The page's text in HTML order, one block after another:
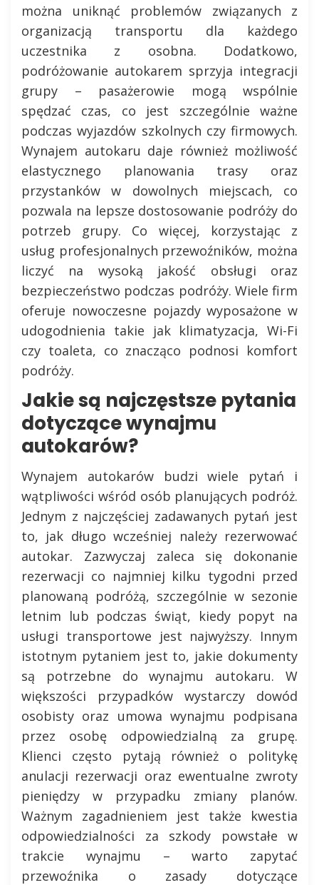
można uniknąć problemów związanych z
organizacją transportu dla każdego
uczestnika z osobna. Dodatkowo,
podróżowanie autokarem sprzyja integracji
grupy – pasażerowie mogą wspólnie
spędzać czas, co jest szczególnie ważne
podczas wyjazdów szkolnych czy firmowych.
Wynajem autokaru daje również możliwość
elastycznego planowania trasy oraz
przystanków w dowolnych miejscach, co
pozwala na lepsze dostosowanie podróży do
potrzeb grupy. Co więcej, korzystając z
usług profesjonalnych przewoźników, można
liczyć na wysoką jakość obsługi oraz
bezpieczeństwo podczas podróży. Wiele firm
oferuje nowoczesne pojazdy wyposażone w
udogodnienia takie jak klimatyzacja, Wi-Fi
czy toaleta, co znacząco podnosi komfort
podróży.
Jakie są najczęstsze pytania
dotyczące wynajmu
autokarów?
Wynajem autokarów budzi wiele pytań i
wątpliwości wśród osób planujących podróż.
Jednym z najczęściej zadawanych pytań jest
to, jak długo wcześniej należy rezerwować
autokar. Zazwyczaj zaleca się dokonanie
rezerwacji co najmniej kilku tygodni przed
planowaną podróżą, szczególnie w sezonie
letnim lub podczas świąt, kiedy popyt na
usługi transportowe jest najwyższy. Innym
istotnym pytaniem jest to, jakie dokumenty
są potrzebne do wynajmu autokaru. W
większości przypadków wystarczy dowód
osobisty oraz umowa wynajmu podpisana
przez osobę odpowiedzialną za grupę.
Klienci często pytają również o politykę
anulacji rezerwacji oraz ewentualne zwroty
pieniędzy w przypadku zmiany planów.
Ważnym zagadnieniem jest także kwestia
odpowiedzialności za szkody powstałe w
trakcie wynajmu – warto zapytać
przewoźnika o zasady dotyczące